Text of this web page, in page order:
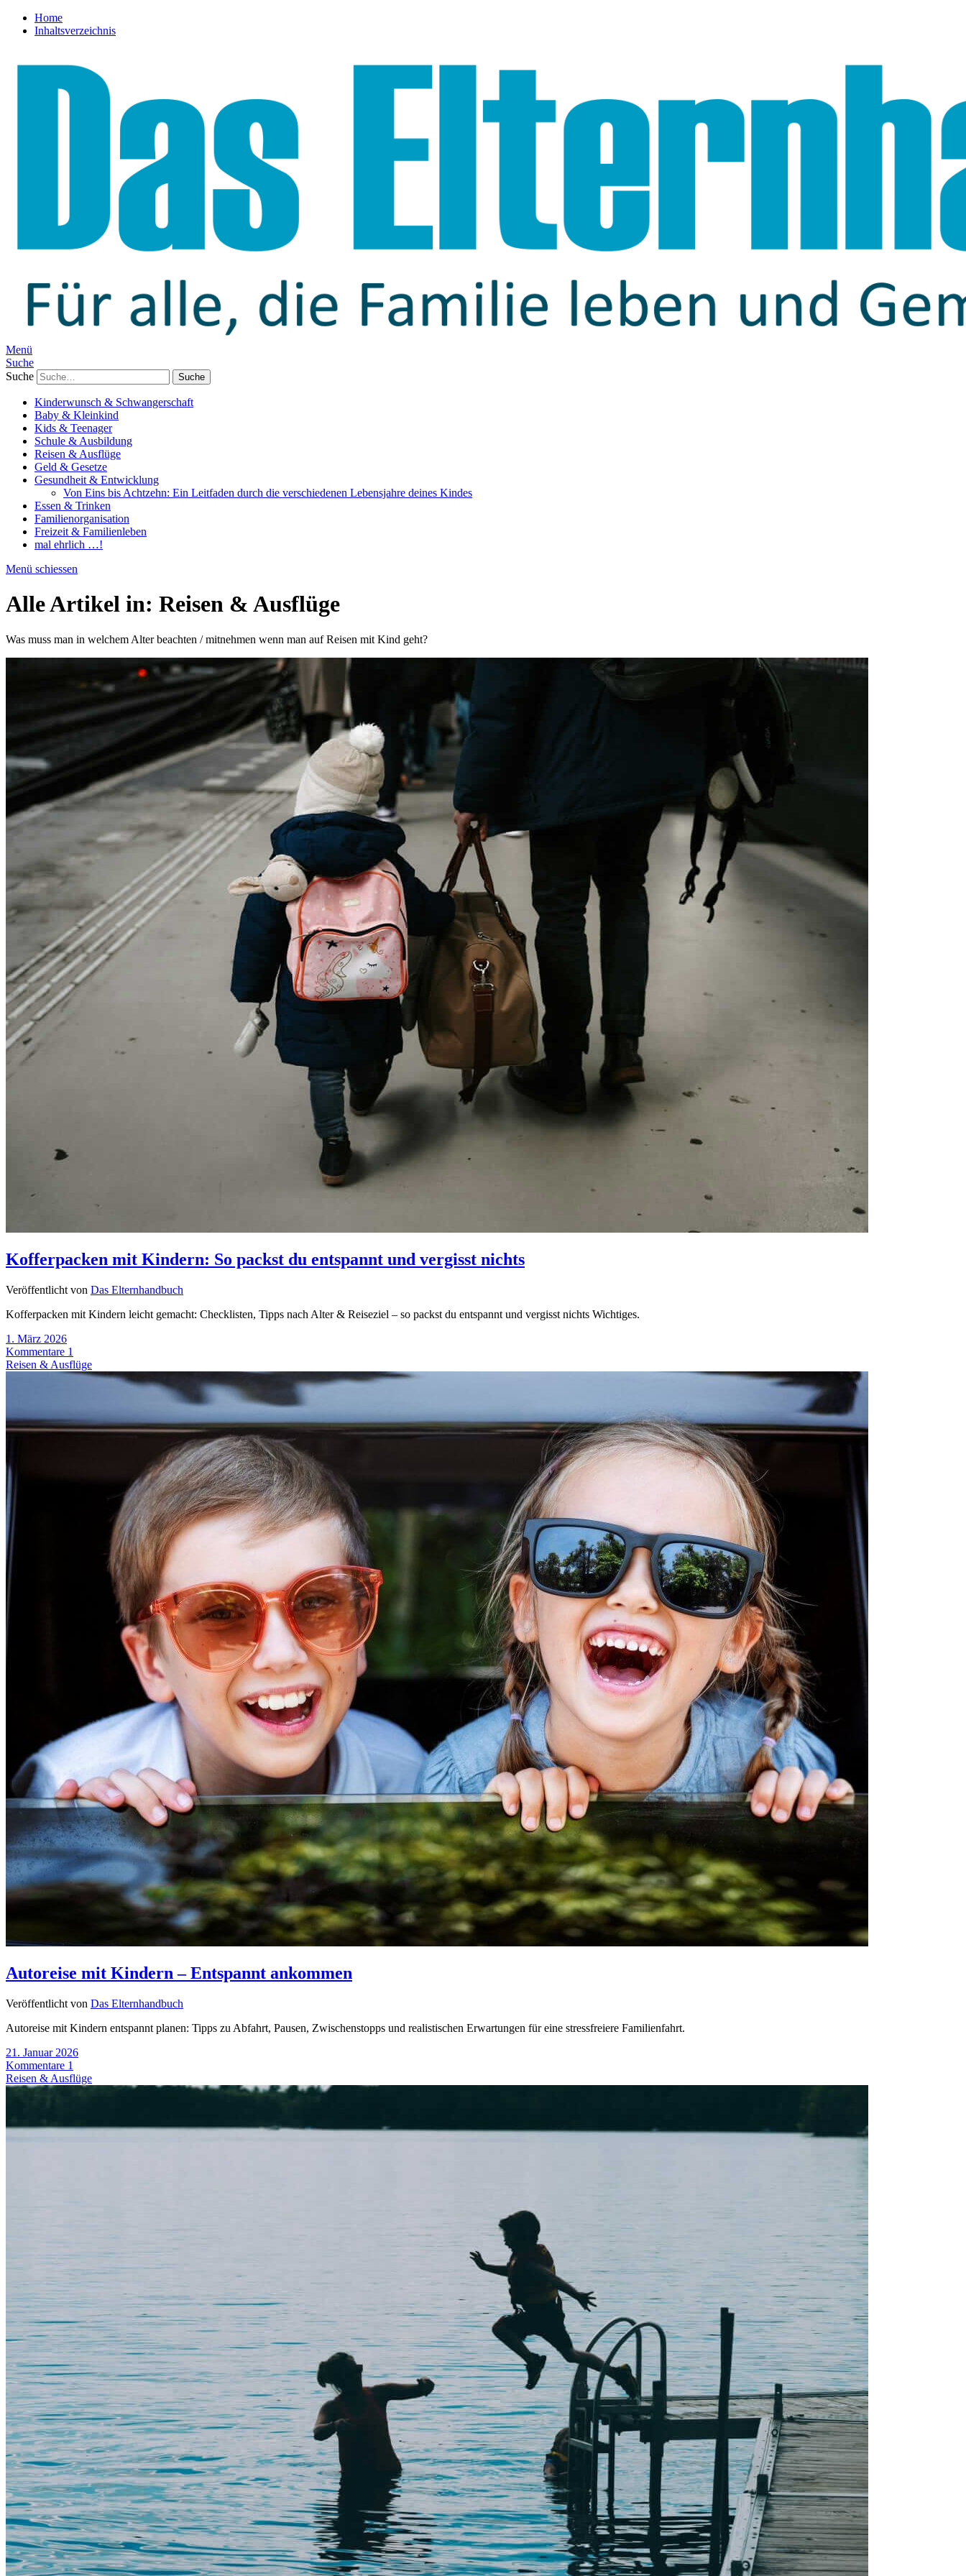
Home
Inhaltsverzeichnis
Menü
Suche
Suche
Kinderwunsch & Schwangerschaft
Baby & Kleinkind
Kids & Teenager
Schule & Ausbildung
Reisen & Ausflüge
Geld & Gesetze
Gesundheit & Entwicklung
Von Eins bis Achtzehn: Ein Leitfaden durch die verschiedenen Lebensjahre deines Kindes
Essen & Trinken
Familienorganisation
Freizeit & Familienleben
mal ehrlich …!
Menü schiessen
Alle Artikel in: Reisen & Ausflüge
Was muss man in welchem Alter beachten / mitnehmen wenn man auf Reisen mit Kind geht?
Kofferpacken mit Kindern: So packst du entspannt und vergisst nichts
Veröffentlicht von Das Elternhandbuch
Kofferpacken mit Kindern leicht gemacht: Checklisten, Tipps nach Alter & Reiseziel – so packst du entspannt und vergisst nichts Wichtiges.
1. März 2026
Kommentare 1
Reisen & Ausflüge
Autoreise mit Kindern – Entspannt ankommen
Veröffentlicht von Das Elternhandbuch
Autoreise mit Kindern entspannt planen: Tipps zu Abfahrt, Pausen, Zwischenstopps und realistischen Erwartungen für eine stressfreiere Familienfahrt.
21. Januar 2026
Kommentare 1
Reisen & Ausflüge